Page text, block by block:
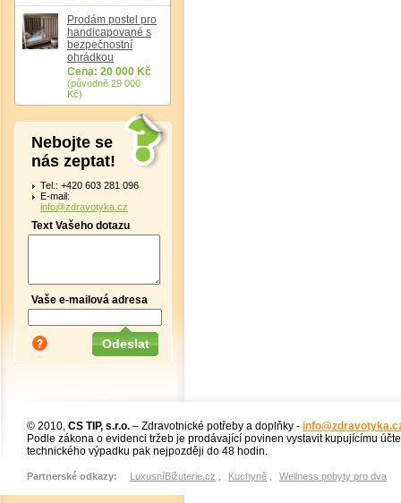
Prodám postel pro
handicapované s
bezpečnostní
ohrádkou
Cena: 20 000 Kč
(původně 29 000
Kč)
Nebojte se
nás zeptat!
Tel.: +420 603 281 096
E-mail:
info@zdravotyka.cz
Text Vašeho dotazu
Vaše e-mailová adresa
© 2010, CS TIP, s.r.o. – Zdravotnické potřeby a doplňky -
Podle zákona o evidenci tržeb je prodávající povinen vystavit kupujícímu
technického výpadku pak nejpozději do 48 hodin.
Partnerské odkazy: LuxusníBižuterie.cz Kuchyně Wellness pobyty pro dva